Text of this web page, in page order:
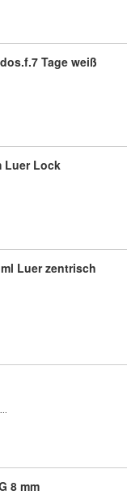
Tage weiß
Luer Lock
Luer zentrisch
8 mm